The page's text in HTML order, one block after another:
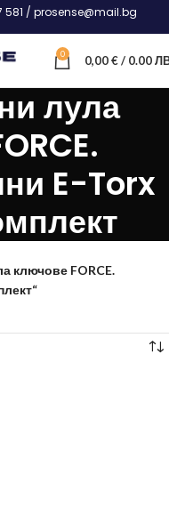
581 / prosense@mail.bg
0 0,00€/ 0.00
лула
E-Torx
ключове FORCE.